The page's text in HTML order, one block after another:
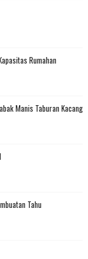
Rumahan
Manis Taburan Kacang
Tahu